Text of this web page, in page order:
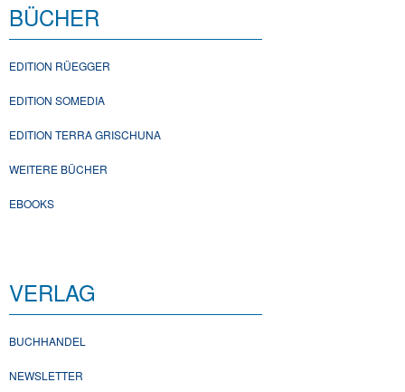
BÜCHER
EDITION RÜEGGER
EDITION SOMEDIA
EDITION TERRA GRISCHUNA
WEITERE BÜCHER
EBOOKS
VERLAG
BUCHHANDEL
NEWSLETTER